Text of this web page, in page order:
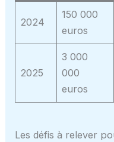
2024
150 000
euros
2025
3 000
000
euros
Les défis à relever